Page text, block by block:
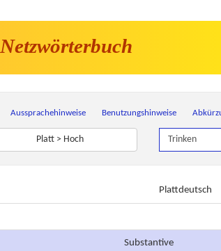
Netzwörterbuch
Aussprachehinweise Benutzungshinweise
Platt > Hoch
Plattdeutsch
Substantive